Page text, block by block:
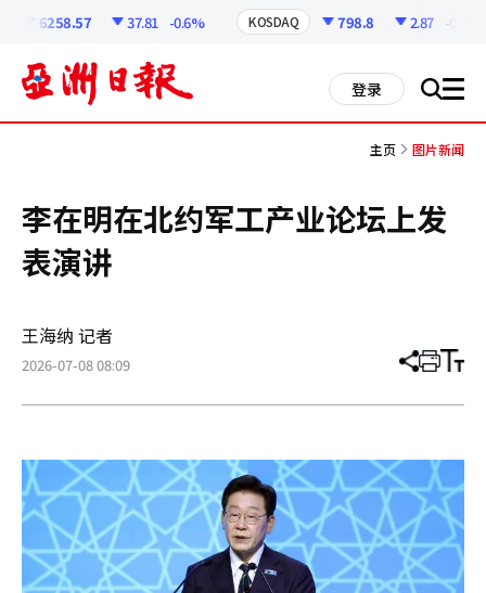
6258.57 37.81 -0.6% KOSDAQ 798.8 2.87 -0.36%
登录 搜 all
主页 图片新闻
李在明在北约军工产业论坛上发
表演讲
王海纳 记者
2026-07-08 08:09 分
章
打 调
小